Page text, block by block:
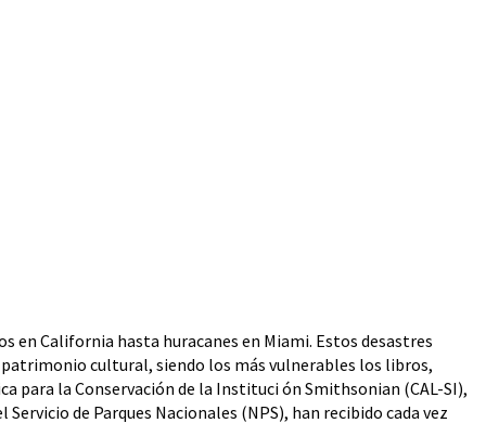
en California hasta huracanes en Miami. Estos desastres
patrimonio cultural, siendo los más vulnerables los libros,
para la Conservación de la Instituci ón Smithsonian (CAL-SI),
de Parques Nacionales (NPS), han recibido cada vez